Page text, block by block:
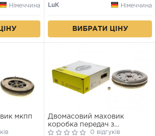
Німеччина
LuK
Німеччина
ВИБРАТИ ЦІНУ
мкпп
Двомасовий маховик
коробка передач з
подвійним зчепленням/6-
0 відгуків